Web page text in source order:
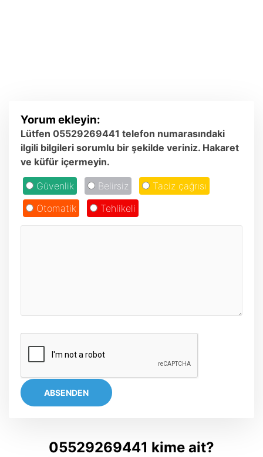
Yorum ekleyin:
Lütfen 05529269441 telefon numarasındaki
ilgili bilgileri sorumlu bir şekilde veriniz. Hakaret
ve küfür içermeyin.
Güvenlik Belirsiz
Taciz çağrısı
Otomatik
Tehlikeli
ABSENDEN
05529269441 kime ait?